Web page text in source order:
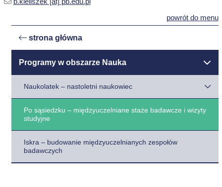
powrót do menu
strona główna
Programy w obszarze Nauka
Naukolatek – nastoletni naukowiec
Po sąsiedzku – międzyuczelniane staże badawcze i wizyty
studyjne
Iskra – budowanie międzyuczelnianych zespołów
badawczych